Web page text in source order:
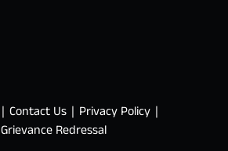
Contact Us
Privacy Policy
Grievance Redressal